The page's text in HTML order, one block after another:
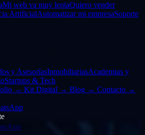
Mi web va muy lentaQuiero vender
ArtificialAutomatizar mi empresaSoporte
y AsesoríasInmobiliariasAcademias y
Startups & Tech
→ Kit Digital → Blog → Contacto →